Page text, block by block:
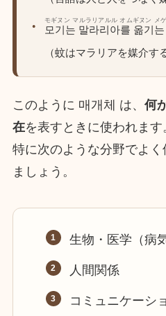
모기는 말라리아를 옮기
モギヌン マルラリアルル オムギヌン メ
（蚊はマラリアを媒介す
このように 매개체 は、 何
在を表すときに使われます
特に次のような分野でよ
ましょう。
生物・医学（病
人間関係
コミュニケーシ